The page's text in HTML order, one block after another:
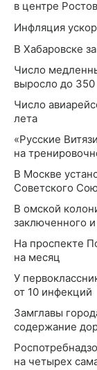
в центре
Инфляция
В Хабаровске
Число
выросло до 350
Число
лета
«Русские
на
В Москве
Советского
В омской
заключенного
На проспекте
на месяц
У
от 10 инфекций
Замглавы
содержание
на четырех